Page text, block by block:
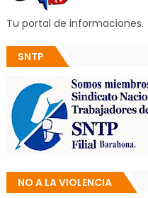
Tu portal de informaciones.
SNTP
NO A LA VIOLENCIA